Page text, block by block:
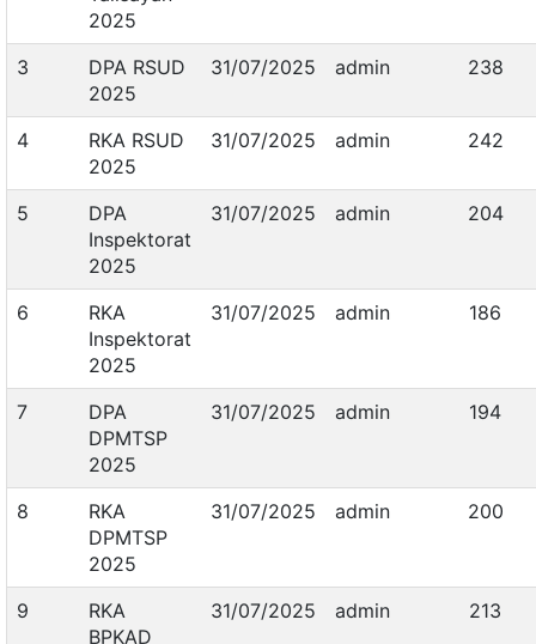
2025
3
DPA RSUD
2025
31/07/2025 admin 238
4
RKA RSUD
2025
31/07/2025 admin 242
5
DPA
Inspektorat
2025
31/07/2025 admin 204
6
RKA
Inspektorat
2025
31/07/2025 admin 186
7
DPA
DPMTSP
2025
31/07/2025 admin 194
8
RKA
DPMTSP
2025
31/07/2025 admin 200
9
RKA
BPKAD
31/07/2025 admin 213